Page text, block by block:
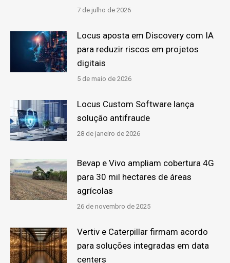
7 de julho de 2026
Locus aposta em Discovery com IA
para reduzir riscos em projetos
digitais
5 de maio de 2026
Locus Custom Software lança
solução antifraude
28 de janeiro de 2026
Bevap e Vivo ampliam cobertura 4G
para 30 mil hectares de áreas
agrícolas
26 de novembro de 2025
Vertiv e Caterpillar firmam acordo
para soluções integradas em data
centers